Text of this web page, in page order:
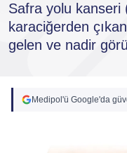
Safra yolu kanseri
karaciğerden
gelen ve nadir
Medipol'ü Google'da